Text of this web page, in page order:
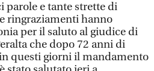
parole e tante strette di
ringraziamenti hanno
per il saluto al giudice di
che dopo 72 anni di
questi giorni il mandamento